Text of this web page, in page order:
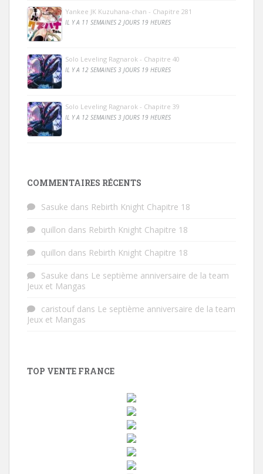
Yankee JK Kuzuhana-chan - Chapitre 281
IL Y A 11 SEMAINES 2 JOURS 19 HEURES
Solo Leveling Ragnarok - Chapitre 40
IL Y A 12 SEMAINES 3 JOURS 19 HEURES
Solo Leveling Ragnarok - Chapitre 39
IL Y A 12 SEMAINES 3 JOURS 19 HEURES
COMMENTAIRES RÉCENTS
Sasuke dans Rebirth Knight Chapitre 18
quillon dans Rebirth Knight Chapitre 18
quillon dans Rebirth Knight Chapitre 18
Sasuke dans Le septième anniversaire de la team
Jeux et Mangas
caristoufdans Le septième anniversaire de la team
Jeux et Mangas
TOP VENTE FRANCE